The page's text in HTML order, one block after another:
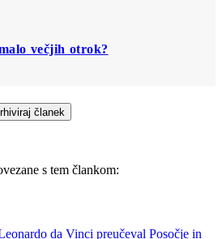
večjih otrok?
članek
s tem člankom:
da Vinci preučeval Posočje in